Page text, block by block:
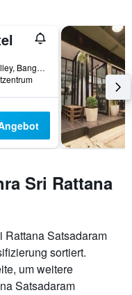
316 Samsen 4 Alley, Bangkok, Thailand
Sri Rattana
Rattana Satsadaram
sortiert.
um weitere
Satsadaram